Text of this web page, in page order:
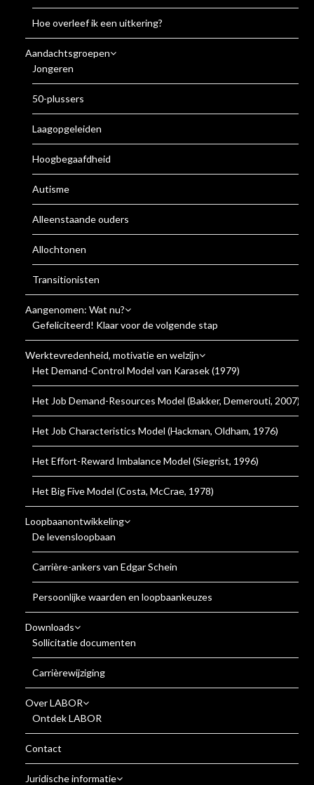
Hoe overleef ik een uitkering?
Aandachtsgroepen
Jongeren
50-plussers
Laagopgeleiden
Hoogbegaafdheid
Autisme
Alleenstaande ouders
Allochtonen
Transitionisten
Aangenomen: Wat nu?
Gefeliciteerd! Klaar voor de volgende stap
Werktevredenheid, motivatie en welzijn
Het Demand-Control Model van Karasek (1979)
Het Job Demand-Resources Model (Bakker, Demerouti, 2007)
Het Job Characteristics Model (Hackman, Oldham, 1976)
Het Effort-Reward Imbalance Model (Siegrist, 1996)
Het Big Five Model (Costa, McCrae, 1978)
Loopbaanontwikkeling
De levensloopbaan
Carrière-ankers van Edgar Schein
Persoonlijke waarden en loopbaankeuzes
Downloads
Sollicitatie documenten
Carrièrewijziging
Over LABOR
Ontdek LABOR
Contact
Juridische informatie